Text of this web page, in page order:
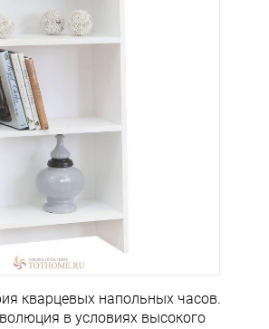
кварцевых напольных часов.
в условиях высокого